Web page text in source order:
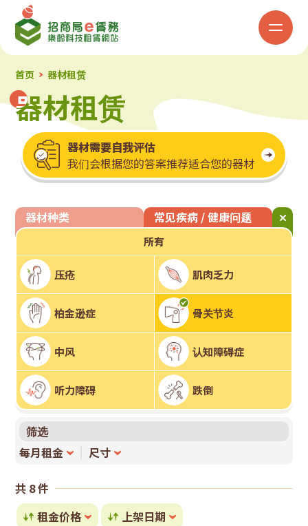
招
商
局
「e
赁
务」
乐
龄
科
技
租
赁
系
统
首页 器材租赁
器材租赁
器材租赁
器材需要自我评估
我们会根据您的答案推荐适合您的器材
器材种类 常见疾病 / 健康问题
所有
压疮 肌肉乏力
柏金逊症 骨关节炎
中风 认知障碍症
听力障碍 跌倒
筛选
每月租金
尺寸
共 8 件
租金价格
上架日期